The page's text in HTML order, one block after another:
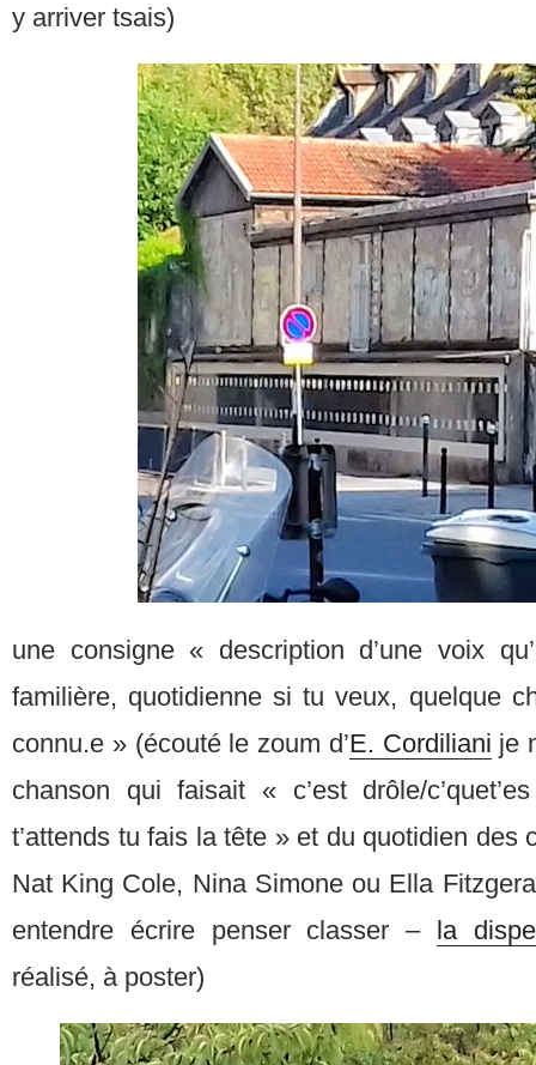
y arriver tsais)
une consigne « description d’une voix
familière, quotidienne si tu veux, quelque
connu.e » (écouté le zoum d’E. Cordiliani je
chanson qui faisait « c’est drôle/
t’attends tu fais la tête » et du quotidien des
Nat King Cole, Nina Simone ou Ella
entendre écrire penser classer – la
réalisé, à poster)